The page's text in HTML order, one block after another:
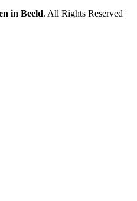
in Beeld. All Rights Reserved |